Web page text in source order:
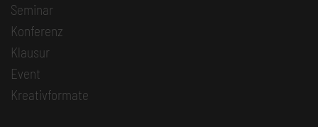
Seminar
Konferenz
Klausur
Event
Kreativformate